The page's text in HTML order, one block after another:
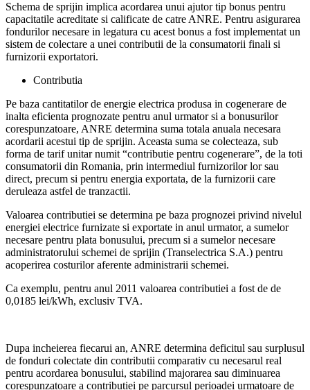
Schema de sprijin implica acordarea unui ajutor tip bonus pentru
capacitatile acreditate si calificate de catre ANRE. Pentru asigurarea
fondurilor necesare in legatura cu acest bonus a fost implementat un
sistem de colectare a unei contributii de la consumatorii finali si
furnizorii exportatori.
Contributia
Pe baza cantitatilor de energie electrica produsa in cogenerare de
inalta eficienta prognozate pentru anul urmator si a bonusurilor
corespunzatoare, ANRE determina suma totala anuala necesara
acordarii acestui tip de sprijin. Aceasta suma se colecteaza, sub
forma de tarif unitar numit “contributie pentru cogenerare”, de la toti
consumatorii din Romania, prin intermediul furnizorilor lor sau
direct, precum si pentru energia exportata, de la furnizorii care
deruleaza astfel de tranzactii.
Valoarea contributiei se determina pe baza prognozei privind nivelul
energiei electrice furnizate si exportate in anul urmator, a sumelor
necesare pentru plata bonusului, precum si a sumelor necesare
administratorului schemei de sprijin (Transelectrica S.A.) pentru
acoperirea costurilor aferente administrarii schemei.
Ca exemplu, pentru anul 2011 valoarea contributiei a fost de de
0,0185 lei/kWh, exclusiv TVA.
Dupa incheierea fiecarui an, ANRE determina deficitul sau surplusul
de fonduri colectate din contributii comparativ cu necesarul real
pentru acordarea bonusului, stabilind majorarea sau diminuarea
corespunzatoare a contributiei pe parcursul perioadei urmatoare de